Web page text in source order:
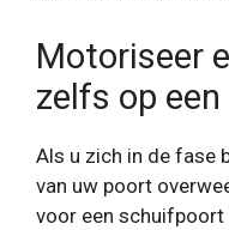
Motoriseer
zelfs op
Als u zich in de fase
van uw poort
voor een schuifpoort